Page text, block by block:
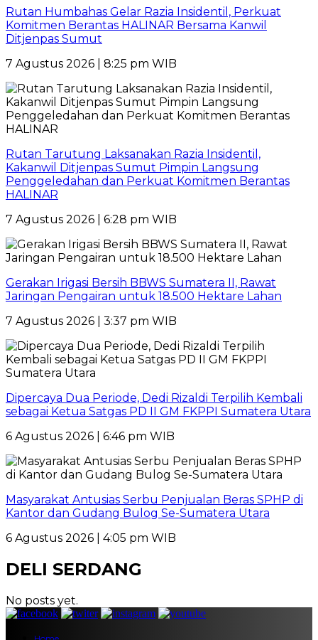
Rutan Humbahas Gelar Razia Insidentil, Perkuat
Komitmen Berantas HALINAR Bersama Kanwil
Ditjenpas Sumut
7 Agustus 2026 | 8:25 pm WIB
Rutan Tarutung Laksanakan Razia Insidentil,
Kakanwil Ditjenpas Sumut Pimpin Langsung
Penggeledahan dan Perkuat Komitmen Berantas
HALINAR
7 Agustus 2026 | 6:28 pm WIB
Gerakan Irigasi Bersih BBWS Sumatera II, Rawat
Jaringan Pengairan untuk 18.500 Hektare Lahan
7 Agustus 2026 | 3:37 pm WIB
Dipercaya Dua Periode, Dedi Rizaldi Terpilih Kembali
sebagai Ketua Satgas PD II GM FKPPI Sumatera Utara
6 Agustus 2026 | 6:46 pm WIB
Masyarakat Antusias Serbu Penjualan Beras SPHP di
Kantor dan Gudang Bulog Se-Sumatera Utara
6 Agustus 2026 | 4:05 pm WIB
DELI SERDANG
No posts yet.